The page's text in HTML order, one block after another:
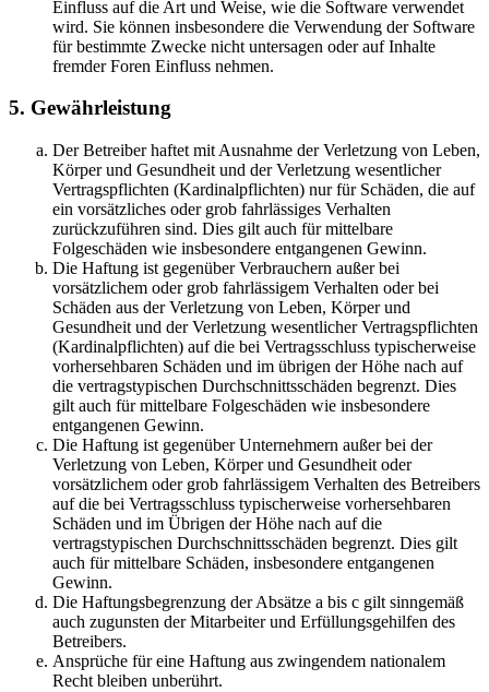
Einfluss auf die Art und Weise, wie die Software verwendet
wird. Sie können insbesondere die Verwendung der Software
für bestimmte Zwecke nicht untersagen oder auf Inhalte
fremder Foren Einfluss nehmen.
5. Gewährleistung
Der Betreiber haftet mit Ausnahme der Verletzung von Leben,
Körper und Gesundheit und der Verletzung wesentlicher
Vertragspflichten (Kardinalpflichten) nur für Schäden, die auf
ein vorsätzliches oder grob fahrlässiges Verhalten
zurückzuführen sind. Dies gilt auch für mittelbare
Folgeschäden wie insbesondere entgangenen Gewinn.
Die Haftung ist gegenüber Verbrauchern außer bei
vorsätzlichem oder grob fahrlässigem Verhalten oder bei
Schäden aus der Verletzung von Leben, Körper und
Gesundheit und der Verletzung wesentlicher Vertragspflichten
(Kardinalpflichten) auf die bei Vertragsschluss typischerweise
vorhersehbaren Schäden und im übrigen der Höhe nach auf
die vertragstypischen Durchschnittsschäden begrenzt. Dies
gilt auch für mittelbare Folgeschäden wie insbesondere
entgangenen Gewinn.
Die Haftung ist gegenüber Unternehmern außer bei der
Verletzung von Leben, Körper und Gesundheit oder
vorsätzlichem oder grob fahrlässigem Verhalten des Betreibers
auf die bei Vertragsschluss typischerweise vorhersehbaren
Schäden und im Übrigen der Höhe nach auf die
vertragstypischen Durchschnittsschäden begrenzt. Dies gilt
auch für mittelbare Schäden, insbesondere entgangenen
Gewinn.
Die Haftungsbegrenzung der Absätze a bis c gilt sinngemäß
auch zugunsten der Mitarbeiter und Erfüllungsgehilfen des
Betreibers.
Ansprüche für eine Haftung aus zwingendem nationalem
Recht bleiben unberührt.